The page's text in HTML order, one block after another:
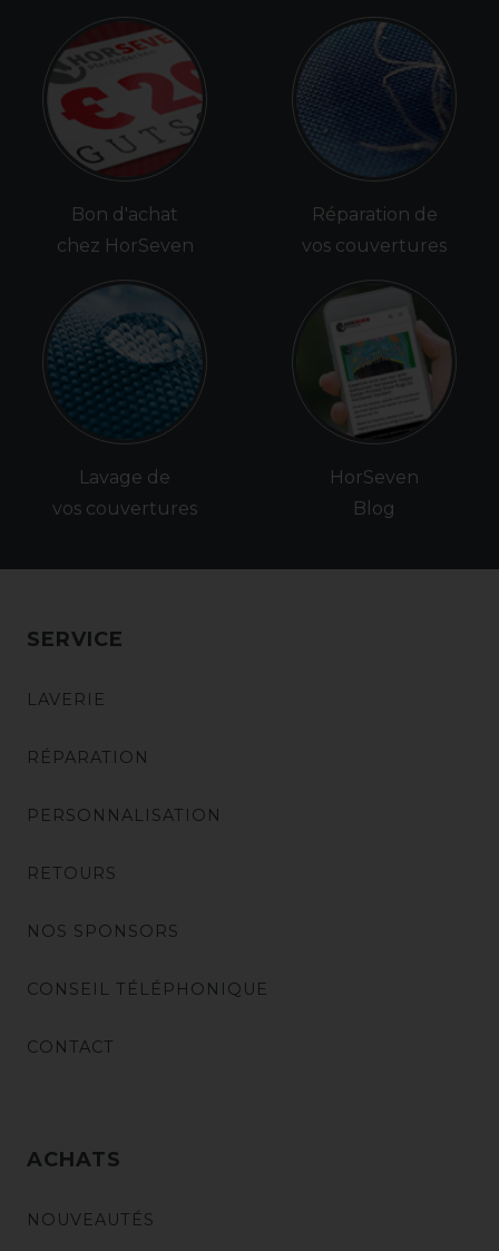
Bon d'achat
chez HorSeven
Lavage de
vos couvertures
Réparation de
vos couvertures
HorSeven
Blog
SERVICE
LAVERIE
RÉPARATION
PERSONNALISATION
RETOURS
NOS SPONSORS
CONSEIL TÉLÉPHONIQUE
CONTACT
ACHATS
NOUVEAUTÉS